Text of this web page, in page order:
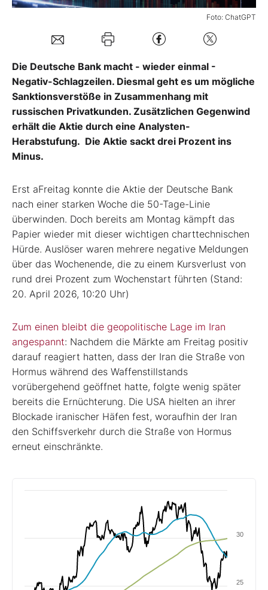
Kontakt
Foto: ChatGPT
Die Deutsche Bank macht - wieder einmal -
Negativ-Schlagzeilen. Diesmal geht es um mögliche
Sanktionsverstöße in Zusammenhang mit
russischen Privatkunden. Zusätzlichen Gegenwind
erhält die Aktie durch eine Analysten-
Herabstufung. Die Aktie sackt drei Prozent ins
Minus.
Erst aFreitag konnte die Aktie der Deutsche Bank
nach einer starken Woche die 50-Tage-Linie
überwinden. Doch bereits am Montag kämpft das
Papier wieder mit dieser wichtigen charttechnischen
Hürde. Auslöser waren mehrere negative Meldungen
über das Wochenende, die zu einem Kursverlust von
rund drei Prozent zum Wochenstart führten (Stand:
20. April 2026, 10:20 Uhr)
Zum einen bleibt die geopolitische Lage im Iran
angespannt: Nachdem die Märkte am Freitag positiv
darauf reagiert hatten, dass der Iran die Straße von
Hormus während des Waffenstillstands
vorübergehend geöffnet hatte, folgte wenig später
bereits die Ernüchterung. Die USA hielten an ihrer
Blockade iranischer Häfen fest, woraufhin der Iran
den Schiffsverkehr durch die Straße von Hormus
erneut einschränkte.
25
30